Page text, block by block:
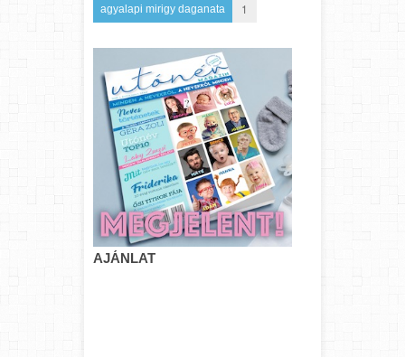
agyalapi mirigy daganata 1
AJÁNLAT